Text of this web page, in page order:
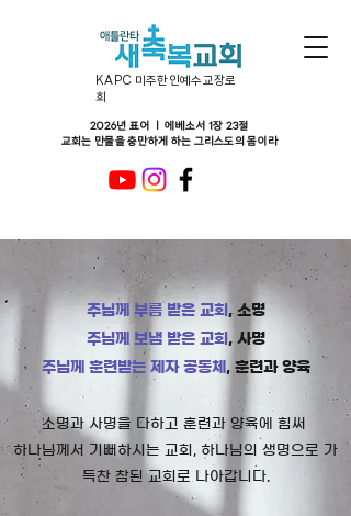
KAPC 미주한인예수교장로
회
2026년 표어 ㅣ 에베소서 1장 23절
교회는 만물을 충만하게 하는 그리스도의 몸이라
주님께 부름 받은 교회 , 소명
주님께 보냄 받은 교회 , 사명
주님께 훈련받는 제자 공동체 , 훈련과 양육
​소명과 사명을 다하고 훈련과 양육에 힘써
하나님께서 기뻐하시는 교회, 하나님의
생명으로 가
득찬 참된 교회로 나아갑니다.